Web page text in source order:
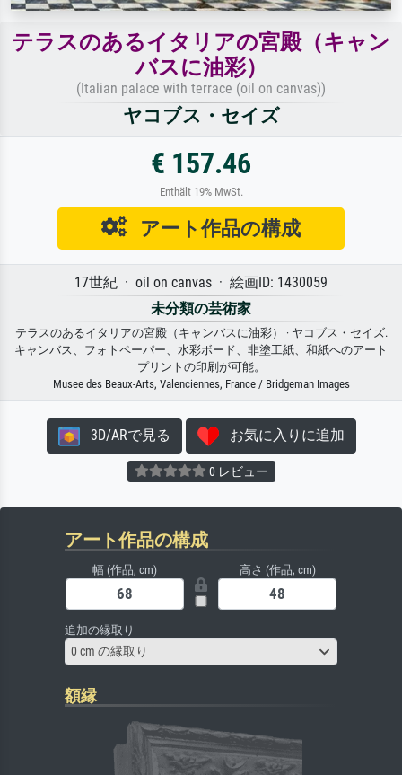
テラスのあるイタリアの宮殿（キャン
バスに油彩）
(Italian palace with terrace (oil on canvas))
ヤコブス・セイズ
€ 157.46
Enthält 19% MwSt.
アート作品の構成
17世紀 · oil on canvas · 絵画ID: 1430059
未分類の芸術家
テラスのあるイタリアの宮殿（キャンバスに油彩） · ヤコブス・セイズ.
キャンバス、フォトペーパー、水彩ボード、非塗工紙、和紙へのアート
プリントの印刷が可能。
Musee des Beaux-Arts, Valenciennes, France / Bridgeman Images
3D/ARで見る お気に入りに追加
0 レビュー
アート作品の構成
幅 (作品, cm) 高さ (作品, cm)
追加の縁取り
0 cm の縁取り
額縁